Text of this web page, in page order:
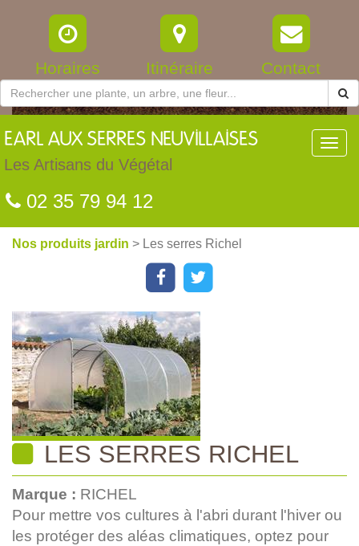
Horaires Itinéraire Contact
EARL AUX SERRES NEUVILLAISES
Les Artisans du Végétal
02 35 79 94 12
Nos produits jardin > Les serres Richel
LES SERRES RICHEL
Marque : RICHEL
Pour mettre vos cultures à l'abri durant l'hiver ou
les protéger des aléas climatiques, optez pour